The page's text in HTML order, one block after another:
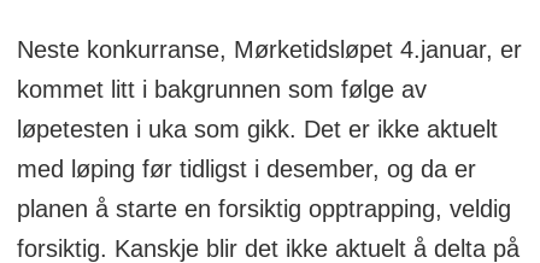
Neste konkurranse, Mørketidsløpet 4.januar, er
kommet litt i bakgrunnen som følge av
løpetesten i uka som gikk. Det er ikke aktuelt
med løping før tidligst i desember, og da er
planen å starte en forsiktig opptrapping, veldig
forsiktig. Kanskje blir det ikke aktuelt å delta på